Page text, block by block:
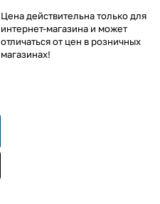
Цена действительна только для
интернет-магазина и может
отличаться от цен в розничных
магазинах!